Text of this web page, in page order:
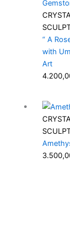
“ A
with
Art